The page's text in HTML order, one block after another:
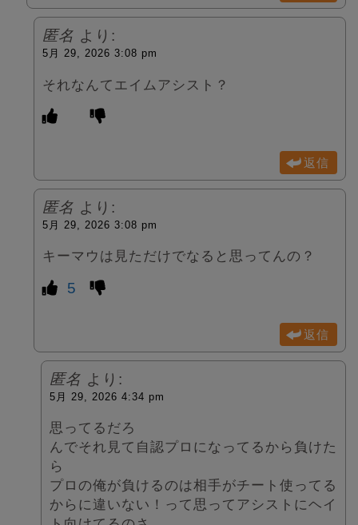
匿名 より:
5月 29, 2026 3:08 pm
それなんてエイムアシスト？
返信
匿名 より:
5月 29, 2026 3:08 pm
キーマウは見ただけでなると思ってんの？
5
返信
匿名 より:
5月 29, 2026 4:34 pm
思ってるだろ
んでそれ見て自認プロになってるから負けた
ら
プロの俺が負けるのは相手がチート使ってる
からに違いない！って思ってアシストにヘイ